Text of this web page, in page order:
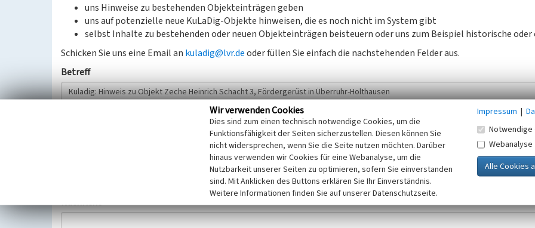
uns Hinweise zu bestehenden Objekteinträgen geben
uns auf potenzielle neue KuLaDig-Objekte hinweisen, die es noch nicht im System gibt
selbst Inhalte zu bestehenden oder neuen Objekteinträgen beisteuern oder uns zum Beispiel historische oder
Schicken Sie uns eine Email an kuladig@lvr.deoder füllen Sie einfach die nachstehenden Felder aus.
Betreff
Wir bitten Sie um freiwillige Angabe Ihres Namens und Ihrer E-Mail-Adresse. Ihre Angaben werden ausschließlich im Rahmen der KuLaDig-
Selbstverständlich werden diese entsprechend der Vorschriften des Telemediengesetzes, des Datenschutzgesetzes NRW und der seit
Datenschutzgrundverordnung (EU-DSGVO) vertraulich behandelt, beachten Sie bitte unsere Hinweise zumDatenschutz
Nachricht
Wir verwenden Cookies
Dies sind zum einen technisch notwendige Cookies, um die
Funktionsfähigkeit der Seiten sicherzustellen. Diesen können Sie
nicht widersprechen, wenn Sie die Seite nutzen möchten. Darüber
hinaus verwenden wir Cookies für eine Webanalyse, um die
Nutzbarkeit unserer Seiten zu optimieren, sofern Sie einverstanden
sind. Mit Anklicken des Buttons erklären Sie Ihr Einverständnis.
Weitere Informationen finden Sie auf unserer Datenschutzseite.
Impressum |
Notwendige
Webanalyse